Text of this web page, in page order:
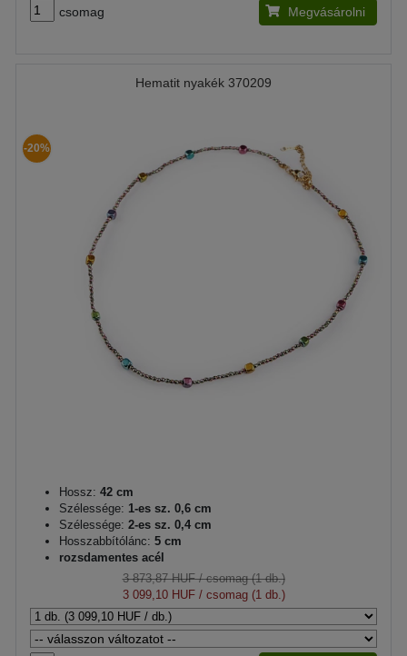
csomag Megvásárolni
Hematit nyakék 370209
-20%
Hossz: 42 cm
Szélessége: 1-es sz. 0,6 cm
Szélessége: 2-es sz. 0,4 cm
Hosszabbítólánc: 5 cm
rozsdamentes acél
3 873,87 HUF/ csomag (1 db.)
3 099,10 HUF/ csomag (1 db.)